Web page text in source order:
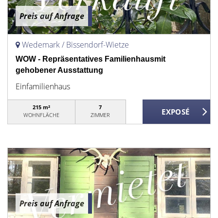
Preis auf Anfrage
Wedemark / Bissendorf-Wietze
WOW - Repräsentatives Familienhausmit
gehobener Ausstattung
Einfamilienhaus
215 m²
WOHNFLÄCHE
7
ZIMMER
Preis auf Anfrage